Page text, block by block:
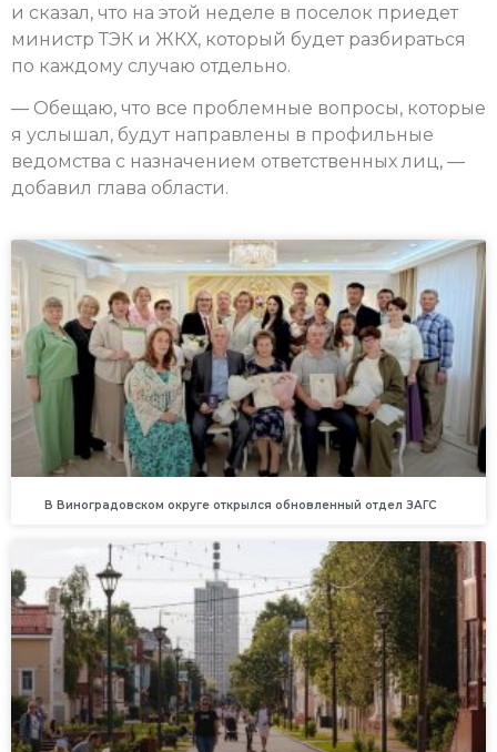
и сказал, что на этой неделе в поселок приедет
министр ТЭК и ЖКХ, который будет разбираться
по каждому случаю отдельно.
— Обещаю, что все проблемные вопросы, которые
я услышал, будут направлены в профильные
ведомства с назначением ответственных лиц, —
добавил глава области.
В Виноградовском округе открылся обновленный отдел ЗАГС